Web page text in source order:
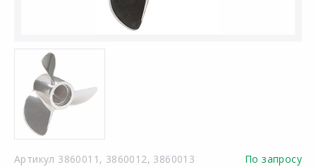
Артикул 3860011, 3860012, 3860013 По запросу